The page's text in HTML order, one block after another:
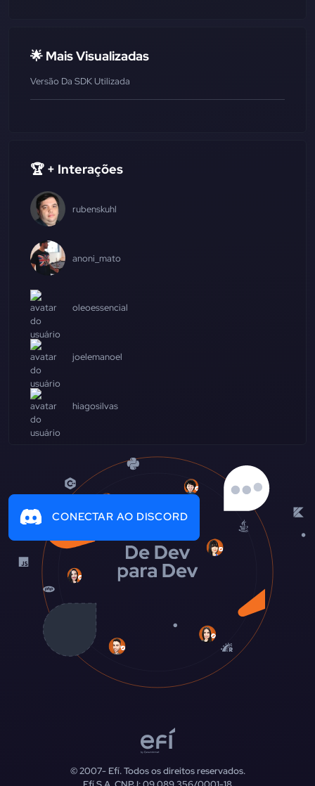
🌟 Mais Visualizadas
Versão Da SDK Utilizada
🏆 + Interações
rubenskuhl
anoni_mato
oleoessencial
joelemanoel
hiagosilvas
CONECTAR AO DISCORD
© 2007-Efí. Todos os direitos reservados.